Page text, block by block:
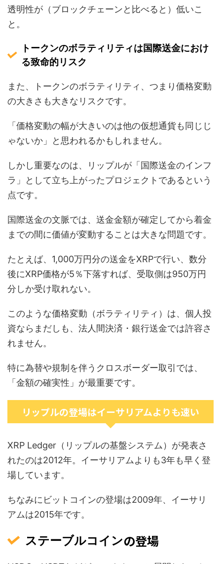
透明性が（ブロックチェーンと比べると）低いこ
と。
トークンのボラティリティは国際送金におけ
る致命的リスク
また、トークンのボラティリティ、つまり価格変動
の大きさも大きなリスクです。
「価格変動の幅が大きいのは他の仮想通貨も同じじ
ゃないか」と思われるかもしれません。
しかし重要なのは、リップルが「国際送金のインフ
ラ」として立ち上がったプロジェクトであるという
点です。
国際送金の文脈では、送金金額が確定してから着金
までの間に価値が変動することは大きな問題です。
たとえば、1,000万円分の送金をXRPで行い、数分
後にXRP価格が5％下落すれば、受取側は950万円
分しか受け取れない。
このような価格変動（ボラティリティ）は、個人投
資ならまだしも、法人間決済・銀行送金では許容さ
れません。
特に為替や規制を伴うクロスボーダー取引では、
「金額の確実性」が最重要です。
リップルの登場はイーサリアムよりも速い
XRP Ledger（リップルの基盤システム）が発表さ
れたのは2012年。イーサリアムよりも3年も早く登
場しています。
ちなみにビットコインの登場は2009年、イーサリ
アムは2015年です。
ステーブルコインの登場